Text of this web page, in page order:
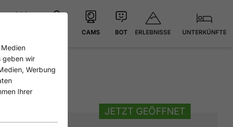
CAMS BOT ERLEBNISSE UNTERKÜNFTE
JETZT GEÖFFNET
geben wir
Werbung
Ihrer